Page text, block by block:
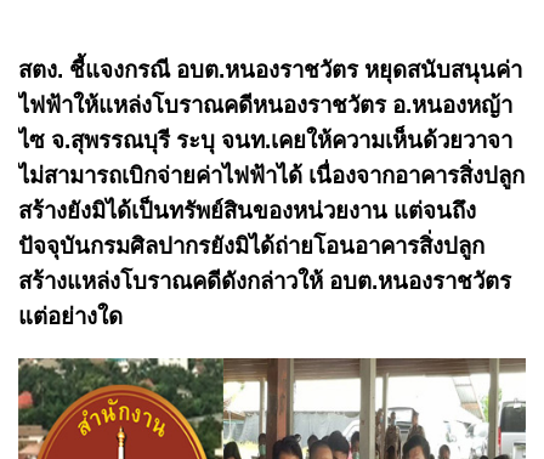
สตง. ชี้แจงกรณี อบต.หนองราชวัตร หยุดสนับสนุนค่า
ไฟฟ้าให้แหล่งโบราณคดีหนองราชวัตร อ.หนองหญ้า
ไซ จ.สุพรรณบุรี ระบุ จนท.เคยให้ความเห็นด้วยวาจา
ไม่สามารถเบิกจ่ายค่าไฟฟ้าได้ เนื่องจากอาคารสิ่งปลูก
สร้างยังมิได้เป็นทรัพย์สินของหน่วยงาน แต่จนถึง
ปัจจุบันกรมศิลปากรยังมิได้ถ่ายโอนอาคารสิ่งปลูก
สร้างแหล่งโบราณคดีดังกล่าวให้ อบต.หนองราชวัตร
แต่อย่างใด